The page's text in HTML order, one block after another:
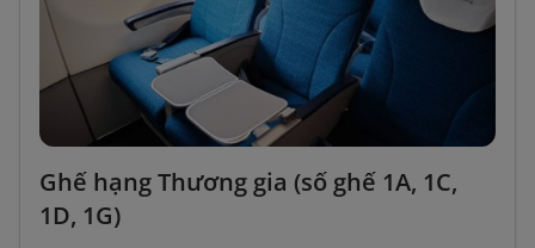
Ghế hạng Thương gia (số ghế 1A, 1C,
1D, 1G)